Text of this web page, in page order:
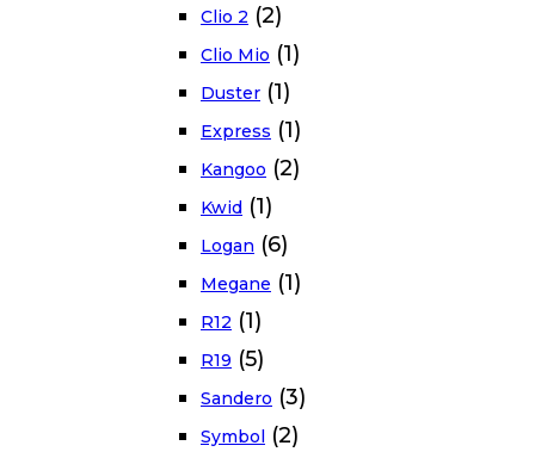
Clio 2 (2)
Clio Mio (1)
Duster (1)
Express (1)
Kangoo (2)
Kwid (1)
Logan (6)
Megane (1)
R12 (1)
R19 (5)
Sandero (3)
Symbol (2)